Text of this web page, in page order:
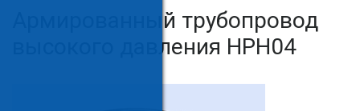
Армированный трубопровод
высокого давления HPH04